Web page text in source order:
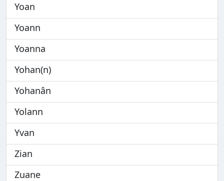
Yoan
Yoann
Yoanna
Yohan(n)
Yohanân
Yolann
Yvan
Zian
Zuane